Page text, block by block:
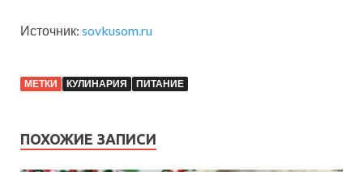
Источник: sovkusom.ru
МЕТКИ КУЛИНАРИЯ ПИТАНИЕ
ПОХОЖИЕ ЗАПИСИ